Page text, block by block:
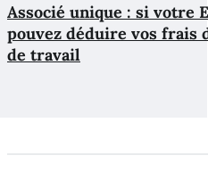
Associé unique : si votre
pouvez déduire vos
de travail